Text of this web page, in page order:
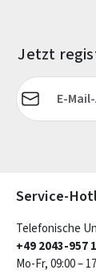
Jetzt
E-Mail-Adresse*
Service-
Telefonische
+49 2043-957
Mo-Fr, 09:00 –